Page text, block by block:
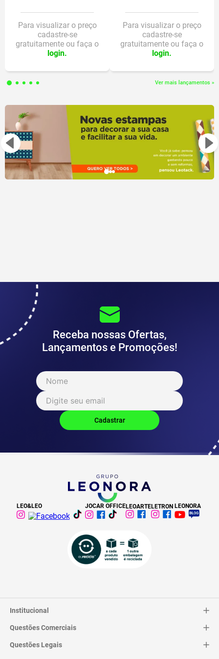
FICHA TÉCNICA: Contém 105 peças para montar;
Acompanha 30 bolinhas;
Vem com Manual;
Composição:
Peças: PS.
Bola: PP.
Componentes
Brinquedo de montar, vem com
105 peças – 75 peças coloridas e
30 bolinhas
Indicação de uso
PARA CRIANÇAS MENORES DE 3
PARTE(S) PEQUENA(S) QUE
PODE(M) SER ENGOLIDA(S) OU
ASPIRADA(S) E POR CONTER
BOLINHA(S) QUE PODE(M)
Para visualizar o preço
cadastre-se
gratuitamente ou faça o
login.
Para visualizar o preço
cadastre-se
gratuitamente ou faça o
login.
Ver mais lançamentos »
Receba nossas Ofertas,
Lançamentos e Promoções!
LEO&LEO JOCAR OFFICELEOARTELETRON LEONORA
Institucional
Catálogo
Quem Somos
Questões Comerciais
Trocas e Devoluções
Questões Legais